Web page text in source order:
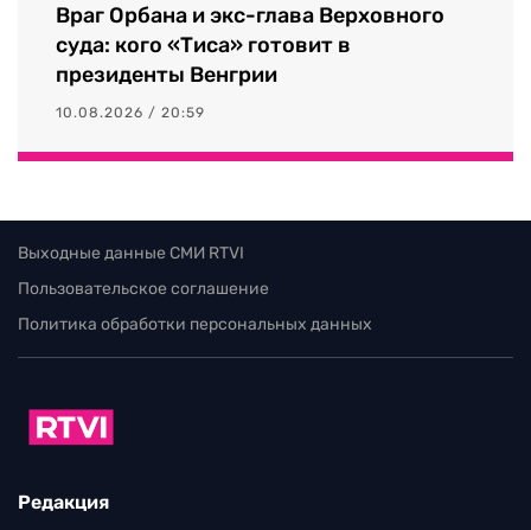
Враг Орбана и экс-глава Верховного
суда: кого «Тиса» готовит в
президенты Венгрии
10.08.2026 / 20:59
Выходные данные СМИ RTVI
Пользовательское соглашение
Политика обработки персональных данных
Редакция